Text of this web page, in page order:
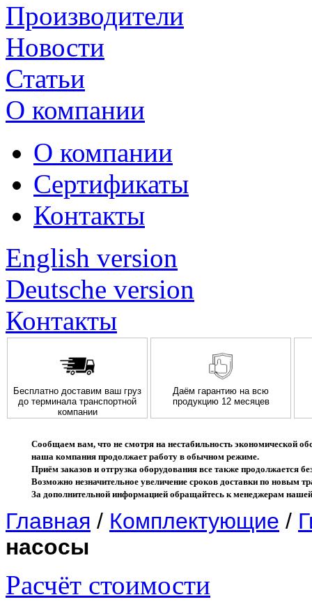
Производители
Новости
Статьи
О компании
О компании
Сертификаты
Контакты
English version
Deutsche version
Контакты
Бесплатно доставим ваш груз
до терминала транспортной
компании
Даём гарантию на всю
продукцию 12 месяцев
Сообщаем вам, что не смотря на нестабильность экономической
наша компания продолжает работу в обычном режиме.
Приём заказов и отгрузка оборудования все также продолжается
Возможно незначительное увеличение сроков доставки по новым
За дополнительной информацией обращайтесь к менеджерам
Главная / Комплектующие /
насосы
Расчёт стоимости